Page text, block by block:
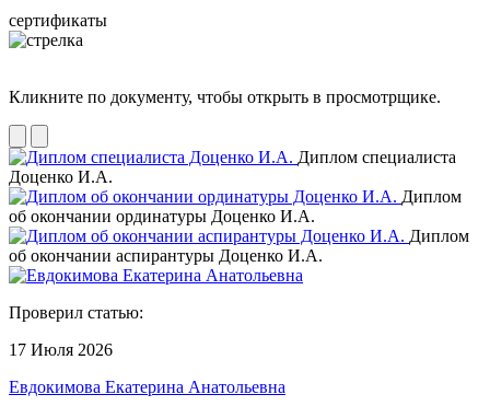
сертификаты
Кликните по документу, чтобы открыть в просмотрщике.
Диплом специалиста
Доценко И.А.
Диплом
об окончании ординатуры Доценко И.А.
Диплом
об окончании аспирантуры Доценко И.А.
Проверил статью:
17 Июля 2026
Евдокимова Екатерина Анатольевна